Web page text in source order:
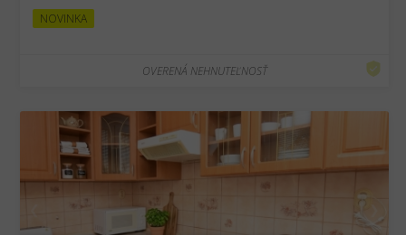
NOVINKA
OVERENÁ NEHNUTEĽNOSŤ